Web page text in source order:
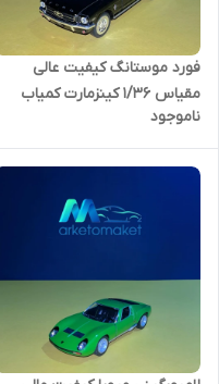
فورد موستانگ کیفیت عالی
مقیاس ۱/۳۶ کینزمارت کمیاب
ناموجود